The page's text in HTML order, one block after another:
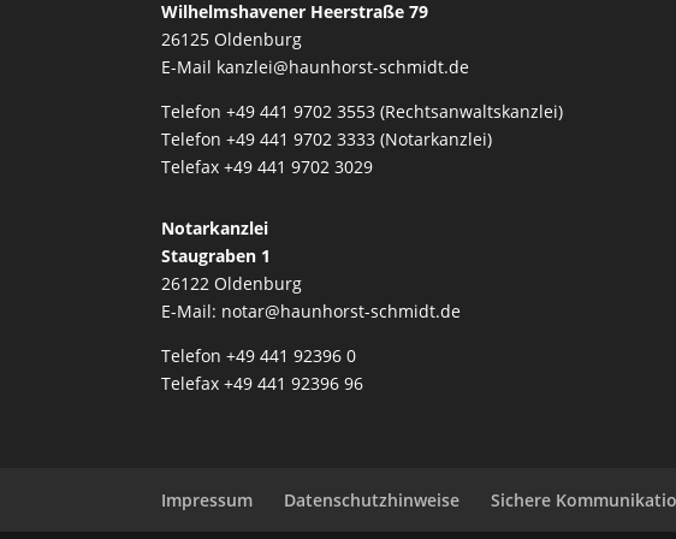
Wilhelmshavener Heerstraße 79
26125 Oldenburg
E-Mail kanzlei@haunhorst-schmidt.de
Telefon +49 441 9702 3553 (Rechtsanwaltskanzlei)
Telefon +49 441 9702 3333 (Notarkanzlei)
Telefax +49 441 9702 3029
Notarkanzlei
Staugraben 1
26122 Oldenburg
E-Mail: notar@haunhorst-schmidt.de
Telefon +49 441 92396 0
Telefax +49 441 92396 96
Impressum Datenschutzhinweise Sichere